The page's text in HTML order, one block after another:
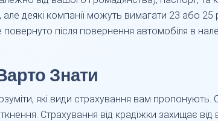
але деякі компанії можуть вимагати 23 або
після повернення автомобіля в
Знати
які види страхування вам пропонують.
Страхування від крадіжки захищає